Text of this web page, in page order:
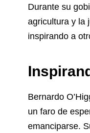
Durante su
agricultura y la
inspirando a
Bernardo
un faro de
emanciparse.